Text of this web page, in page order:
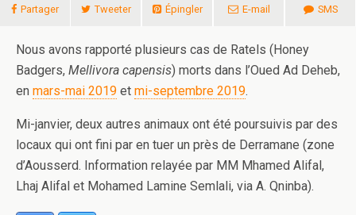
Partager Tweeter Épingler E-mail SMS
Nous avons rapporté plusieurs cas de Ratels (Honey
Badgers, Mellivora capensis) morts dans l’Oued Ad Deheb,
en mars-mai 2019 et mi-septembre 2019.
Mi-janvier, deux autres animaux ont été poursuivis par des
locaux qui ont fini par en tuer un près de Derramane (zone
d’Aousserd. Information relayée par MM Mhamed Alifal,
Lhaj Alifal et Mohamed Lamine Semlali, via A. Qninba).